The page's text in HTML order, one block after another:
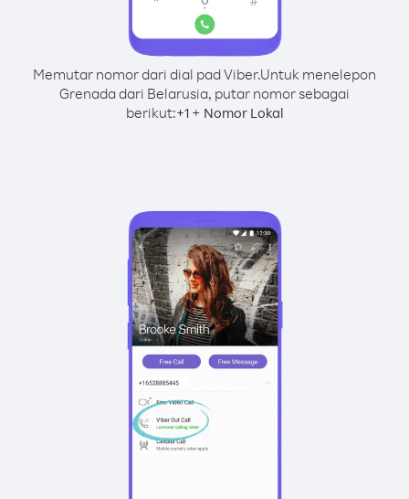
Memutar nomor dari dial pad Viber.Untuk menelepon
Grenada dari Belarusia, putar nomor sebagai
berikut:+1+ Nomor Lokal